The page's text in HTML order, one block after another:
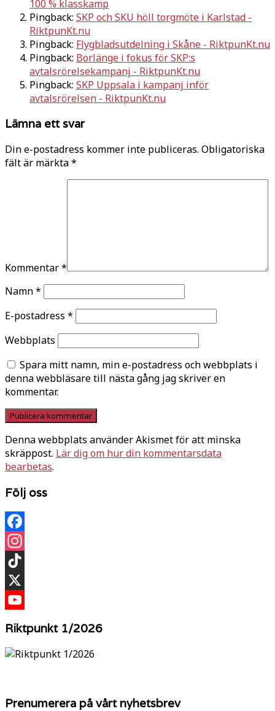
100 % klasskamp
Pingback: SKP och SKU höll torgmöte i Karlstad -
RiktpunKt.nu
Pingback: Flygbladsutdelning i Skåne - RiktpunKt.nu
Pingback: Borlänge i fokus för SKP:s
avtalsrörelsekampanj - RiktpunKt.nu
Pingback: SKP Uppsala i kampanj inför
avtalsrörelsen - RiktpunKt.nu
Lämna ett svar
Din e-postadress kommer inte publiceras. Obligatoriska
fält är märkta*
Kommentar*
Namn*
E-postadress *
Webbplats
Spara mitt namn, min e-postadress och webbplats i
denna webbläsare till nästa gång jag skriver en
kommentar.
Denna webbplats använder Akismet för att minska
skräppost. Lär dig om hur din kommentarsdata
bearbetas.
Följ oss
Facebook
Instagram
TikTok
X
Riktpunkt 1/2026
Prenumerera på vårt nyhetsbrev